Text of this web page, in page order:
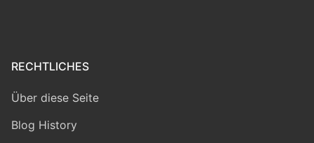
RECHTLICHES
Über diese Seite
Blog History